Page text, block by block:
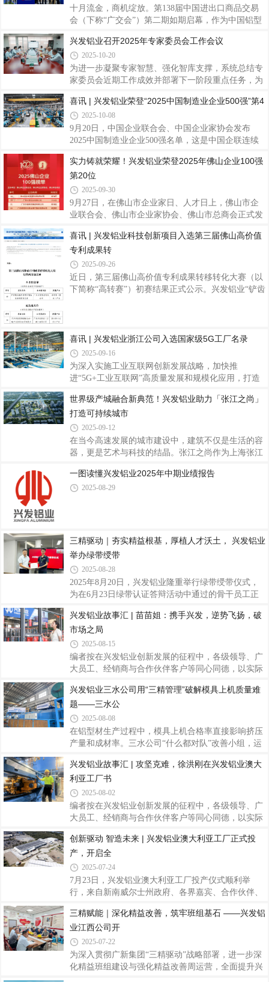
暨南大学产业经济研究院联合发布了“2025年广东省
制造业企业500强”名单，兴发铝业以营业收入
强健的综合实力和创新能力。据了解，广东企业500
强及行业百强榜由广东省企业联合会、广东省企业
十月流金，商机绽放。第138届中国进出口商品交易
会（下称“广交会”）第二期如期启幕，作为中国铝型
及产品应用解决方案亮相展会，向全球客商展示技术
创新实力，诠释高端化、绿色化、全球化发展成果。
本次广交会上，兴发铝业重点推出了兴发125全景门
系列、兴发80系列多功能铝合金窗系统等系统门窗产
求。兴发125全景门系列以极简设计重构空间美学。
以窄边框、大板块玻璃为特色，视野开阔，符合现代
建筑审美潮流。产品不仅具备优异的抗风压性能和
兴发铝业召开2025年专家委员会工作会议
2025-10-20
为进一步凝聚专家智慧、强化智库支撑，系统总结专
家委员会近期工作成效并部署下一阶段重点任务，为
展提供坚实支撑。10月16日，兴发铝业组织召开了
2025年专家委员会工作会议。集团党委书记、董事长
王立出席会议并讲话。会上，专家委员会主任罗用冠
作了阶段性工作汇报，指出委员会围绕技术创新和工
具技术攻关等方面取得了进展。汇报还分析了当前工
作存在的问题，并制定了后续攻关计划。在此基础
上，与会人员围绕汇报内容进行了座谈交流，进
喜讯 | 兴发铝业荣登“2025中国制造业企业500强”第4
2025-10-08
9月20日，中国企业联合会、中国企业家协会发布
2025中国制造业企业500强名单，这是中国企联连续
的制造实力和稳健的市场表现，位列榜单第475名，
彰显了公司在复杂市场环境中的强劲韧性与综合竞争
力。据悉，“中国制造业企业500强”榜单由中国企业
联合会、中国企业家协会联合发布，是中国制造业领
域最具权威性和影响力的企业实力评价体系之一。该
其他经营指标，旨在筛选出代表中国制造业发展水平
的领军企业群体。兴发铝业作为中国领先的铝型材
实力铸就荣耀！兴发铝业荣登2025年佛山企业100强
第20位
2025-09-30
9月27日，在佛山市企业家日、人才日上，佛山市企
业联合会、佛山市企业家协会、佛山市总商会正式发
健的经营业绩和坚实的制造根基，荣登2025年佛山企
业100强第20位、佛山制造业企业100强第9位和佛山
企业利税贡献TOP30第17位，彰显兴发铝业在佛山高
质量发展格局中的先进地位和强劲的综合实力。兴发
铝业作为1984年创立于佛山的铝型材行业知名品牌企
喜讯 | 兴发铝业科技创新项目入选第三届佛山高价值
专利成果转
2025-09-26
近日，第三届佛山高价值专利成果转移转化大赛（以
下简称“高转赛”）初赛结果正式公示。兴发铝业“铲齿
合金材料研发与高端制造领域的领先实力，及其推动
产业技术创新和知识产权转化方面的卓越成效。据
悉，“高转赛”由佛山市人民政府、国家知识产权局知
识产权发展研究中心共同主办，佛山市市场监督管理
赛设置初创组、成长组和本土组，采取
喜讯 | 兴发铝业浙江公司入选国家级5G工厂名录
2025-09-16
为深入实施工业互联网创新发展战略，加快推
进“5G+工业互联网”高质量发展和规模化应用，打造
了关于《2025年5G工厂名录》的通知（工信厅信管函
〔2025〕355号），兴发铝业全资子公司——兴发新
材（浙江）有限公司（以下简称“兴发铝业浙江公
司”）成功入选，标志着公司在智能制造和数字化转
型方面取得国家级认可，成为铝型材行业5G全连接工
业互联网”深度融合的重要载体，是推动制造业高端
化、智能化、绿色化发展的关键力量。此次评选经企
世界级产城融合新典范！兴发铝业助力「张江之尚」
打造可持续城市
2025-09-12
在当今高速发展的城市建设中，建筑不仅是生活的容
器，更是艺术与科技的结晶。张江之尚作为上海张江
个工业遗存，生态景观，现代科研三合一综合体，以
其前瞻性的设计理念与卓越的建筑品质，成为区域发
造与新建工程同步推进，打造集艺术、文化、科创于
一体的世界级产城融合新典范。张江之尚位于国家自
主创新示范区与上海自贸试验区——浦东张江核心
一图读懂兴发铝业2025年中期业绩报告
2025-08-29
三精驱动｜夯实精益根基，厚植人才沃土， 兴发铝业
举办绿带绶带
2025-08-28
2025年8月20日，兴发铝业隆重举行绿带绶带仪式，
为在6月23日绿带认证答辩活动中通过的骨干员工正
主会场，其余基地通过线上方式同步参与。12位来自
不同岗位的精益骨干接受绶带，精益项目分管领导刘
允棠出席仪式并为绿带获得者绶带、颁发证书。分管
领导刘允棠为绿带获得者绶带绶带仪式简洁而庄重，
既是对6月绿带认证成果的正式确认，也标志着这批
体系的新开端。分管领导刘允棠在仪式上向通过认证
的同事表示祝贺，并充分肯定他们在改善项目中展
兴发铝业故事汇 | 苗苗姐：携手兴发，逆势飞扬，破
市场之局
2025-08-15
编者按在兴发铝业创新发展的征程中，各级领导、广
大员工、经销商与合作伙伴客户等同心同德，以实际
神，为公司高质量发展注入了澎湃动力。在此过程
中，涌现出无数立足平凡岗位、创造不凡价值的感人
故事和闪耀榜样。为凝聚奋斗力量，弘扬企业文化，
现推出“兴发铝业故事汇”系列报道，刊载部分先进个
人与团队故事，共同书写兴发铝业记忆，传递温暖光
业开创更美好的未来汇聚磅礴力量。兴发系统是兴发
铝业旗下品牌，专注于高性能建筑立面围护结
兴发铝业三水公司用“三精管理”破解模具上机质量难
题——三水公
2025-08-08
在铝型材生产过程中，模具上机合格率直接影响挤压
产量和成材率。三水公司“什么都对队”改善小组，运
机合格率从81%提升至87%，日均减少返工2套模具，
年化改善收益达10万元！一、精准定位：直击痛点，
目标明确（一）痛点聚焦：1.新模未合格下单导致上
机率下降2.煲模工序质量问题（碰崩、压烂、冲洗不
干净）影响抛光质量3.返修/修模质量不理想，导致多
化、把模具质量做到预期2.监督各工序的模具质量，
达到预期才能流向下工序3.每天把不合格原因
兴发铝业故事汇 | 攻坚克难，徐洪刚在兴发铝业澳大
利亚工厂书
2025-08-02
编者按在兴发铝业创新发展的征程中，各级领导、广
大员工、经销商与合作伙伴客户等同心同德，以实际
神，为公司高质量发展注入了澎湃动力。在此过程
中，涌现出无数立足平凡岗位、创造不凡价值的感人
故事和闪耀榜样。为凝聚奋斗力量，弘扬企业文化，
现推出“兴发铝业故事汇”系列报道，刊载部分先进个
人与团队故事，共同书写兴发铝业记忆，传递温暖光
业开创更美好的未来汇聚磅礴力量。兴发铝业子公司
生产副总经理徐洪刚，一名中共党员，也是一
创新驱动 智造未来 | 兴发铝业澳大利亚工厂正式投
产，开启全
2025-07-24
7月23日，兴发铝业澳大利亚工厂投产仪式顺利举
行，来自新南威尔士州政府、各界嘉宾、合作伙伴、
同见证这一重要时刻，这是兴发铝业在全球化战略布
局上迈出的坚实一步，为公司全球发展蓝图绘就了浓
墨重彩的一笔，对于提升公司国际影响力、深化国际
合作具有重要里程碑意义。兴发铝业澳大利亚工厂位
于新南威尔士州托马戈，厂区总面积26522平方米，
三精赋能｜深化精益改善，筑牢班组基石 ——兴发铝
业江西公司开
2025-07-22
为深入贯彻广新集团“三精驱动”战略部署，进一步深
化精益班组建设与强化精益改善周运营，全面提升兴